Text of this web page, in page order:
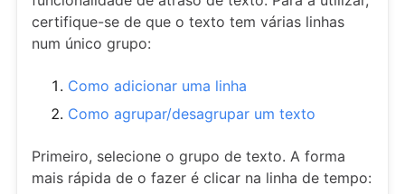
certifique-se de que o texto tem várias linhas
num único grupo:
Como adicionar uma linha
Como agrupar/desagrupar um texto
Primeiro, selecione o grupo de texto. A forma
mais rápida de o fazer é clicar na linha de tempo: